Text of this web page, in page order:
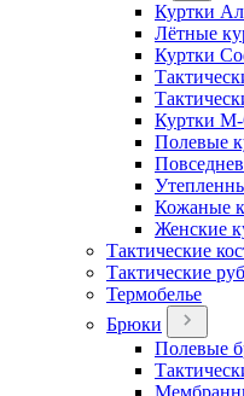
Куртки
Лётные
Куртки
Куртки
Полевые
Кожаные
Женские
Тактические
Тактические
Термобелье
Брюки
Полевые